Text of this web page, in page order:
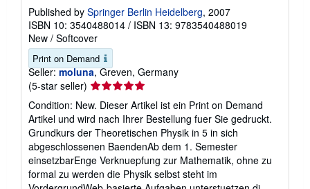
Published by Springer Berlin Heidelberg, 2007
ISBN 10: 3540488014 / ISBN 13: 9783540488019
New / Softcover
Print on Demand
Seller: moluna, Greven, Germany
(5-star seller) Seller
rating
5
out
of
5
stars
Condition: New. Dieser Artikel ist ein Print on Demand
Artikel und wird nach Ihrer Bestellung fuer Sie gedruckt.
Grundkurs der Theoretischen Physik in 5 in sich
abgeschlossenen BaendenAb dem 1. Semester
einsetzbarEnge Verknuepfung zur Mathematik, ohne zu
formal zu werden die Physik selbst steht im